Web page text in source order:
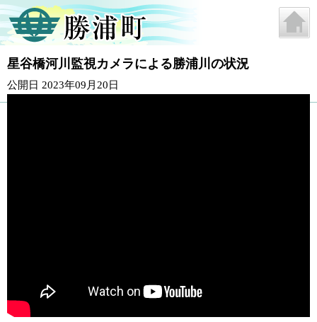
星谷橋河川監視カメラによる勝浦川の状況
公開日 2023年09月20日